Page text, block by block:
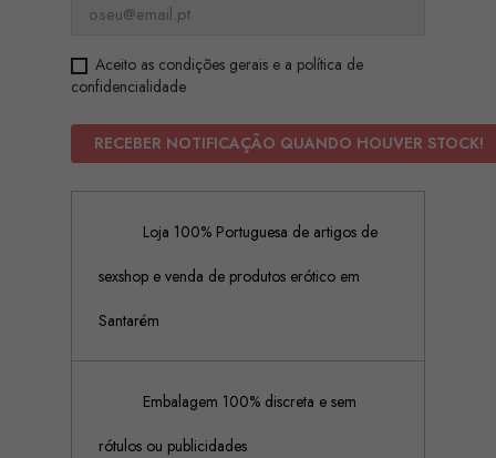
Aceito as condições gerais e a política de
confidencialidade
RECEBER NOTIFICAÇÃO QUANDO HOUVER STOCK!
Loja 100% Portuguesa de artigos de
sexshop e venda de produtos erótico em
Santarém
Embalagem 100% discreta e sem
rótulos ou publicidades